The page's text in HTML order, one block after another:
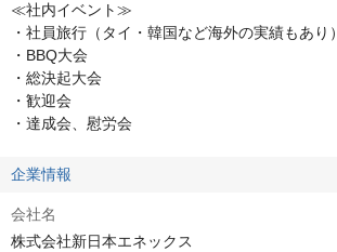
≪社内イベント≫
・社員旅行（タイ・韓国など海外の実績もあり）
・BBQ大会
・総決起大会
・歓迎会
・達成会、慰労会
企業情報
会社名
株式会社新日本エネックス